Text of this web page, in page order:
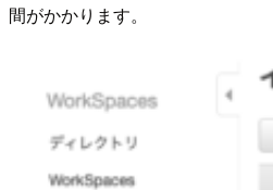
間がかかります。